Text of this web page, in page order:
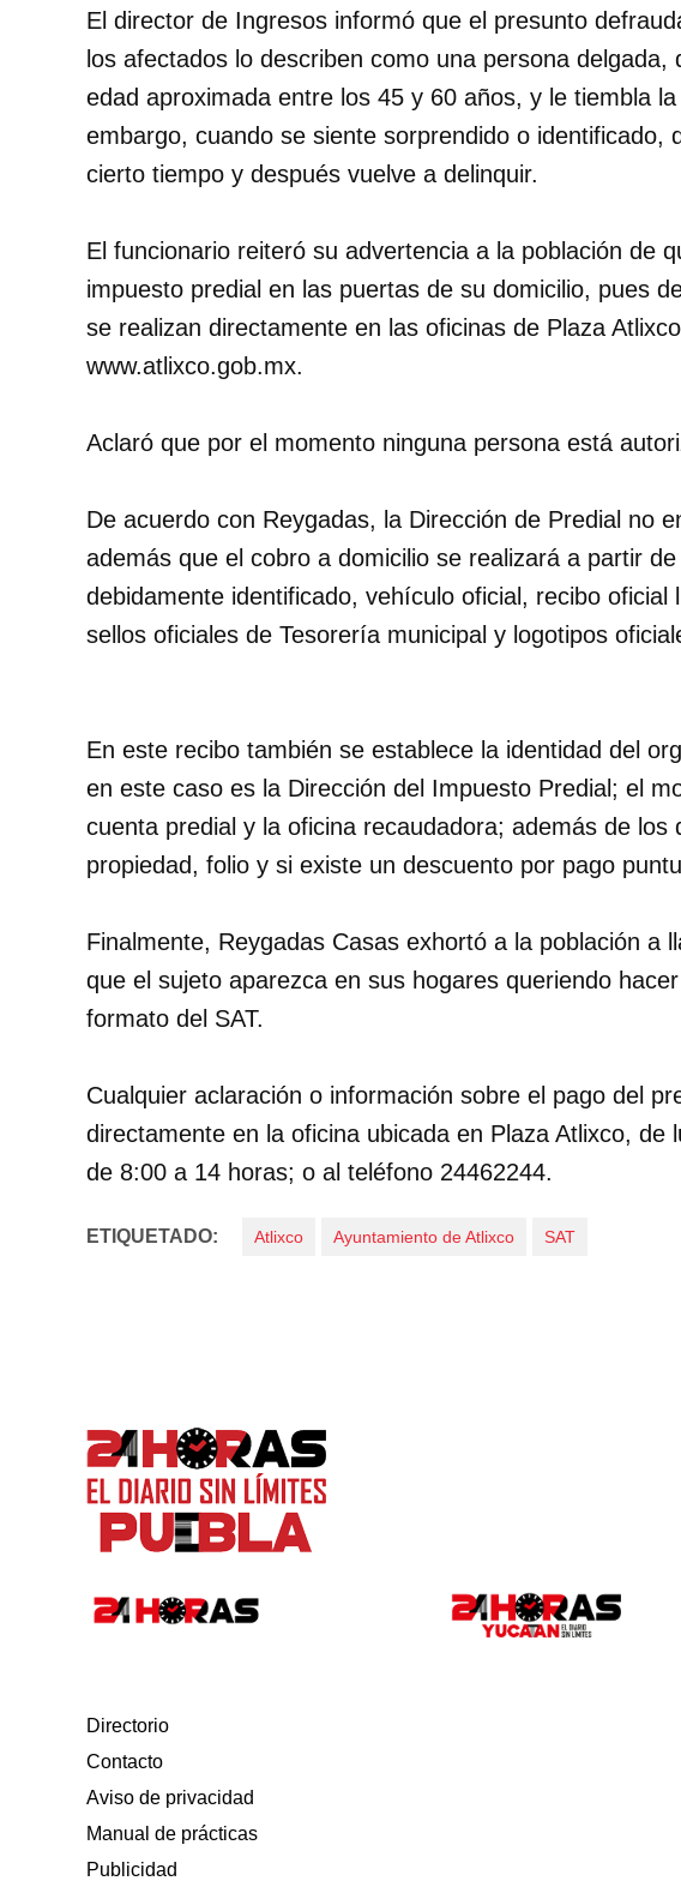
El director de Ingresos informó que el presunto
los afectados lo describen como una persona
edad aproximada entre los 45 y 60 años, y le tiembla
embargo, cuando se siente sorprendido o identificado,
cierto tiempo y después vuelve a delinquir.
El funcionario reiteró su advertencia a la población de
impuesto predial en las puertas de su domicilio, pues
se realizan directamente en las oficinas de Plaza
www.atlixco.gob.mx.
Aclaró que por el momento ninguna persona está
De acuerdo con Reygadas, la Dirección de Predial no
además que el cobro a domicilio se realizará a partir
debidamente identificado, vehículo oficial, recibo oficial
sellos oficiales de Tesorería municipal y logotipos
En este recibo también se establece la identidad del
en este caso es la Dirección del Impuesto Predial; el
cuenta predial y la oficina recaudadora; además de los
propiedad, folio y si existe un descuento por pago
Finalmente, Reygadas Casas exhortó a la población a
que el sujeto aparezca en sus hogares queriendo
formato del SAT.
Cualquier aclaración o información sobre el pago del
directamente en la oficina ubicada en Plaza Atlixco, de
de 8:00 a 14 horas; o al teléfono 24462244.
ETIQUETADO: Atlixco Ayuntamiento de Atlixco SAT
Directorio
Contacto
Aviso de privacidad
Manual de prácticas
Publicidad